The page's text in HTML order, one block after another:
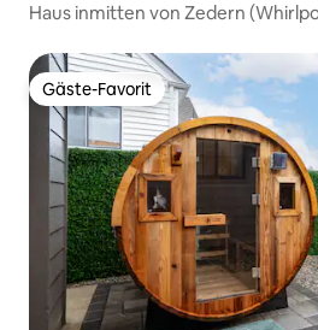
Haus inmitten von Zedern
Gäste-Favorit
Gäste-Favorit